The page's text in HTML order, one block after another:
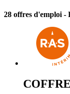
28 offres d'emploi -